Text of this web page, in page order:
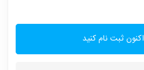
اکنون ثبت نام کنید